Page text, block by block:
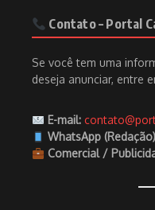
Contato – Portal
Se você tem uma
deseja anunciar, entre
E-mail:
WhatsApp
Comercial /